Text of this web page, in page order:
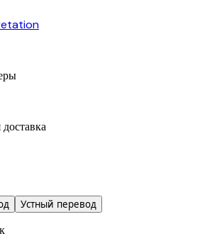
Устный перевод